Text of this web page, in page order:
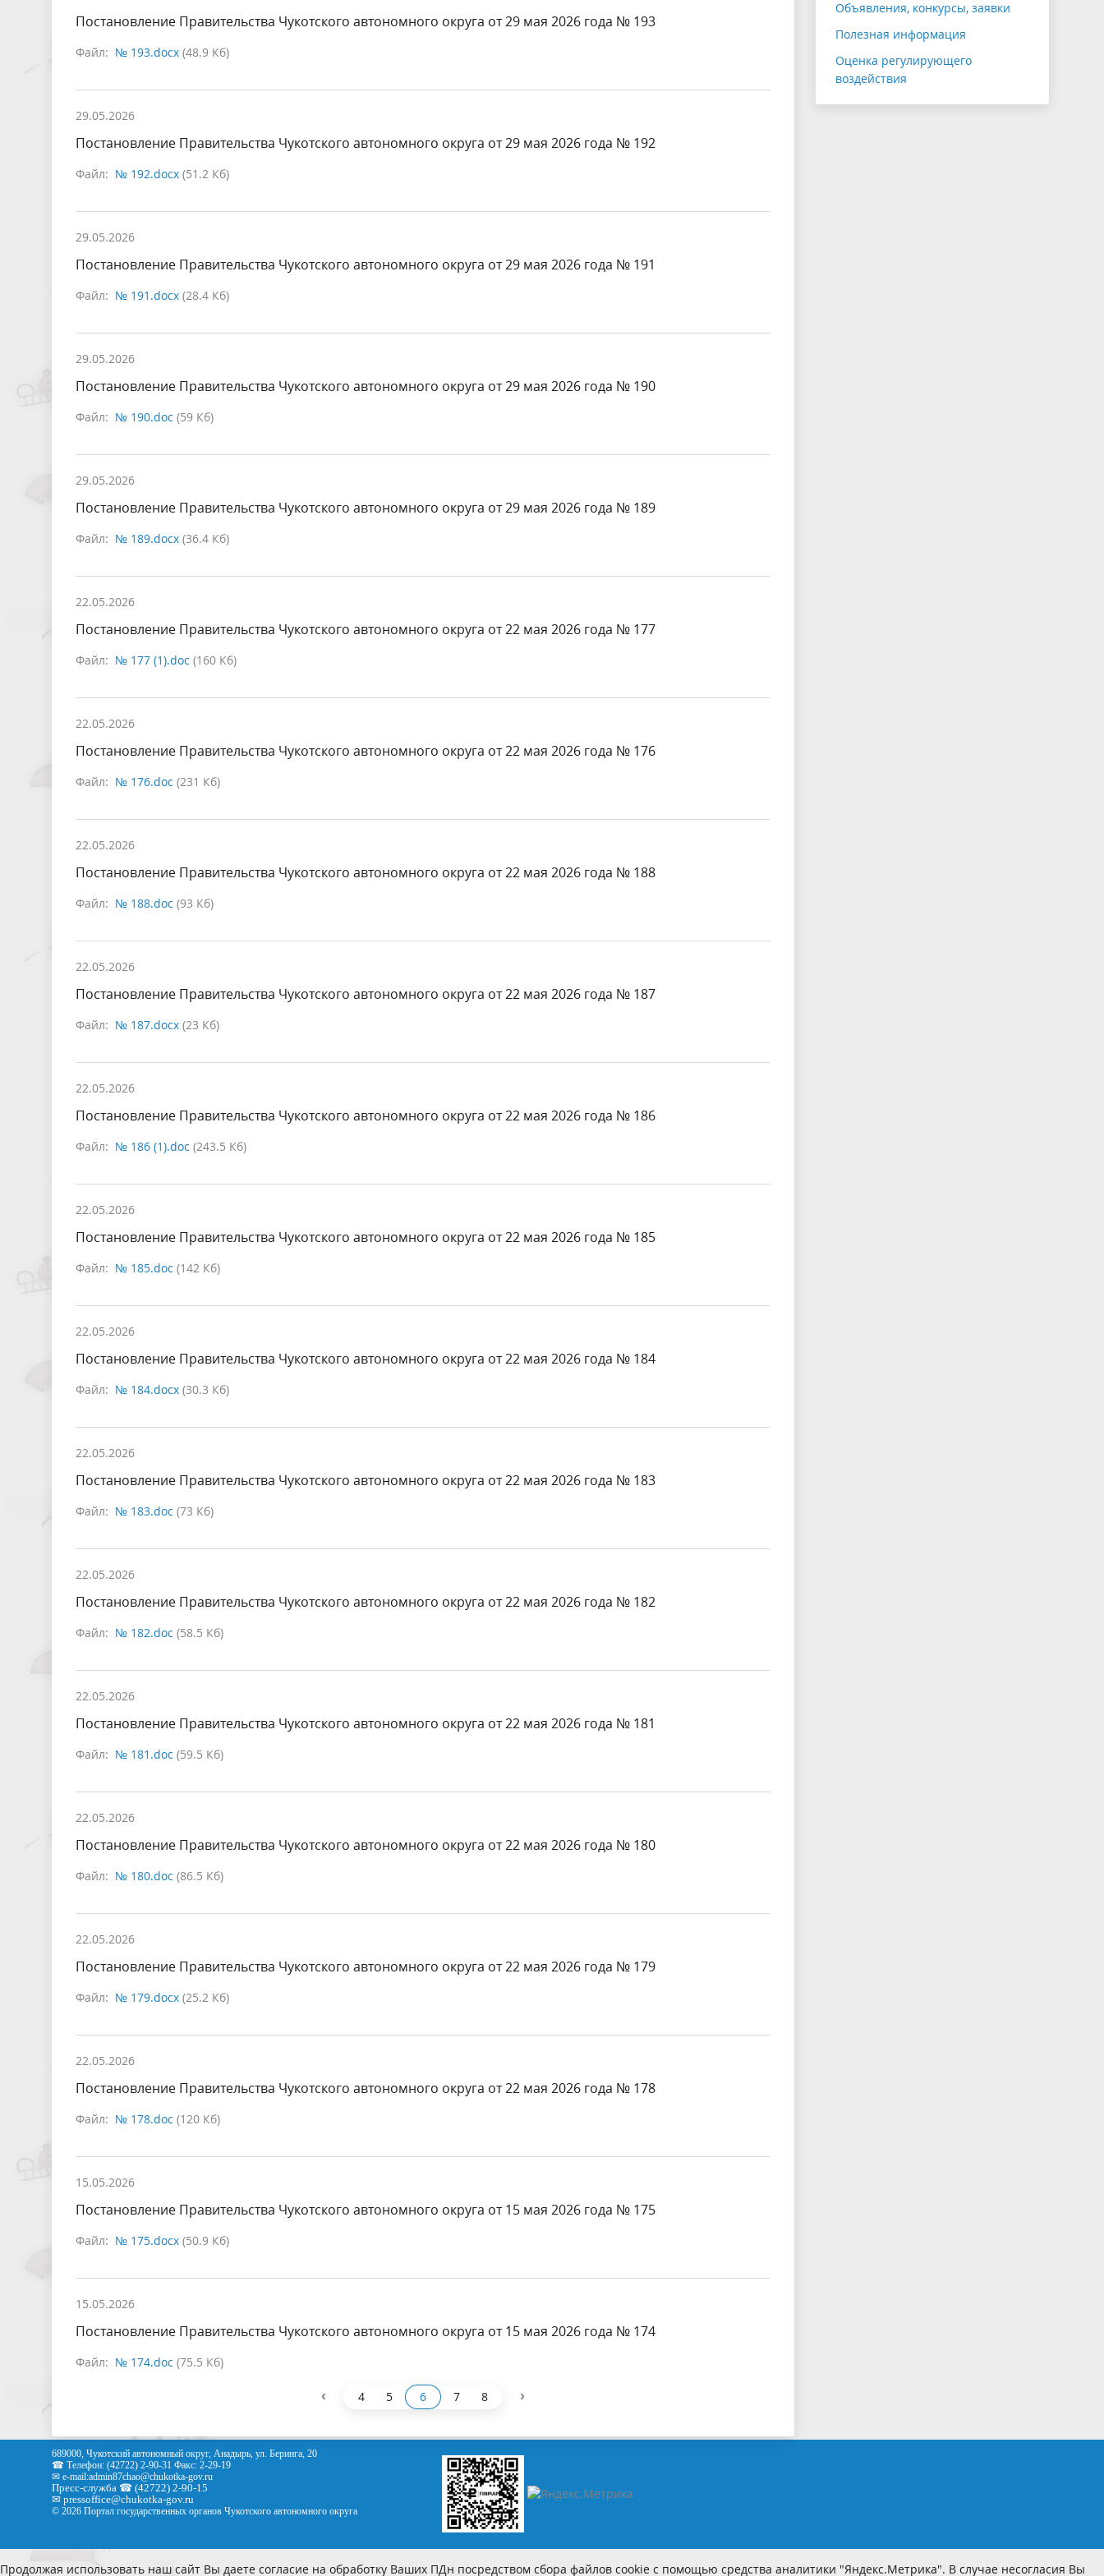
Постановление Правительства Чукотского автономного округа от 29 мая 2026 года № 193
Файл: № 193.docx (48.9 Кб)
29.05.2026
Постановление Правительства Чукотского автономного округа от 29 мая 2026 года № 192
Файл: № 192.docx (51.2 Кб)
29.05.2026
Постановление Правительства Чукотского автономного округа от 29 мая 2026 года № 191
Файл: № 191.docx (28.4 Кб)
29.05.2026
Постановление Правительства Чукотского автономного округа от 29 мая 2026 года № 190
Файл: № 190.doc (59 Кб)
29.05.2026
Постановление Правительства Чукотского автономного округа от 29 мая 2026 года № 189
Файл: № 189.docx (36.4 Кб)
22.05.2026
Постановление Правительства Чукотского автономного округа от 22 мая 2026 года № 177
Файл: № 177 (1).doc (160 Кб)
22.05.2026
Постановление Правительства Чукотского автономного округа от 22 мая 2026 года № 176
Файл: № 176.doc (231 Кб)
22.05.2026
Постановление Правительства Чукотского автономного округа от 22 мая 2026 года № 188
Файл: № 188.doc (93 Кб)
22.05.2026
Постановление Правительства Чукотского автономного округа от 22 мая 2026 года № 187
Файл: № 187.docx (23 Кб)
22.05.2026
Постановление Правительства Чукотского автономного округа от 22 мая 2026 года № 186
Файл: № 186 (1).doc (243.5 Кб)
22.05.2026
Постановление Правительства Чукотского автономного округа от 22 мая 2026 года № 185
Файл: № 185.doc (142 Кб)
22.05.2026
Постановление Правительства Чукотского автономного округа от 22 мая 2026 года № 184
Файл: № 184.docx (30.3 Кб)
22.05.2026
Постановление Правительства Чукотского автономного округа от 22 мая 2026 года № 183
Файл: № 183.doc (73 Кб)
22.05.2026
Постановление Правительства Чукотского автономного округа от 22 мая 2026 года № 182
Файл: № 182.doc (58.5 Кб)
22.05.2026
Постановление Правительства Чукотского автономного округа от 22 мая 2026 года № 181
Файл: № 181.doc (59.5 Кб)
22.05.2026
Постановление Правительства Чукотского автономного округа от 22 мая 2026 года № 180
Файл: № 180.doc (86.5 Кб)
22.05.2026
Постановление Правительства Чукотского автономного округа от 22 мая 2026 года № 179
Файл: № 179.docx (25.2 Кб)
22.05.2026
Постановление Правительства Чукотского автономного округа от 22 мая 2026 года № 178
Файл: № 178.doc (120 Кб)
15.05.2026
Постановление Правительства Чукотского автономного округа от 15 мая 2026 года № 175
Файл: № 175.docx (50.9 Кб)
15.05.2026
Постановление Правительства Чукотского автономного округа от 15 мая 2026 года № 174
Файл: № 174.doc (75.5 Кб)
‹ 4 5 6 7 8 ›
Объявления, конкурсы, заявки
Полезная информация
Оценка регулирующего
воздействия
689000, Чукотский автономный округ, Анадырь, ул. Беринга, 20
☎ Телефон: (42722) 2-90-31 Факс: 2-29-19
✉ e-mail:admin87chao@chukotka-gov.ru
Пресс-служба ☎ (42722) 2-90-15
✉ pressoffice@chukotka-gov.ru
© 2026 Портал государственных органов Чукотского автономного округа
Продолжая использовать наш сайт Вы даете согласие на обработку Ваших ПДн посредством сбора файлов cookie с помощью средства аналитики "Яндекс.Метрика". В случае несогласия Вы